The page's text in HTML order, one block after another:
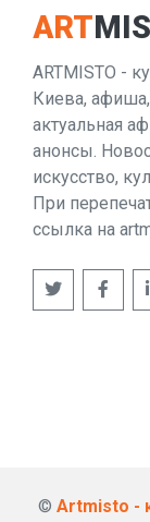
ART
ARTMISTO -
Киева,
актуальная
анонсы.
искусство,
При
ссылка на
© Artmisto -